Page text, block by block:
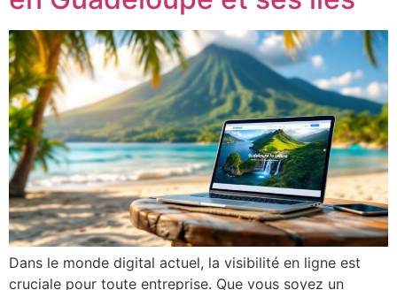
Dans le monde digital actuel, la visibilité en ligne est
cruciale pour toute entreprise. Que vous soyez un